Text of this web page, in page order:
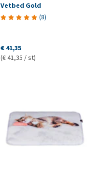
Vetbed Gold
(8)
€ 41,35
(€ 41,35 / st)